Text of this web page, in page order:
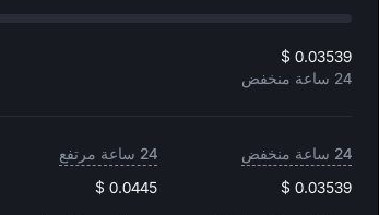
$ 0.03539
24 ساعة منخفض
24 ساعة منخفض
$ 0.03539
24 ساعة مرتفع
$ 0.0445